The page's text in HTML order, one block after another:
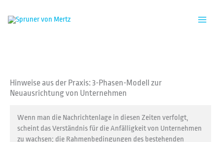
Inhalt
springen
Hinweise aus der Praxis: 3-Phasen-Modell zur
Neuausrichtung von Unternehmen
Wenn man die Nachrichtenlage in diesen Zeiten verfolgt,
scheint das Verständnis für die Anfälligkeit von Unternehmen
zu wachsen; die Rahmenbedingungen des bestehenden